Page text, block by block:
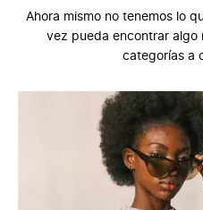
Ahora mismo no tenemos lo
vez pueda encontrar algo
categorías a